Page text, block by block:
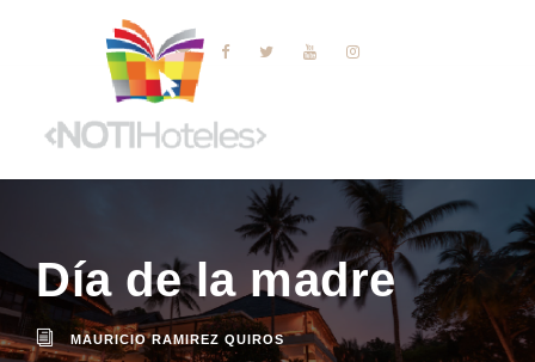
Día de la madre
MAURICIO RAMIREZ QUIROS